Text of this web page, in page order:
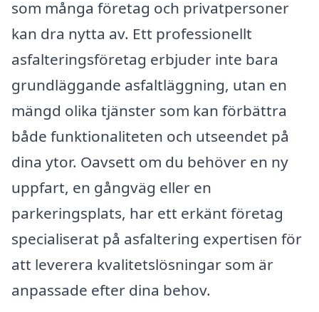
som många företag och privatpersoner
kan dra nytta av. Ett professionellt
asfalteringsföretag erbjuder inte bara
grundläggande asfaltläggning, utan en
mängd olika tjänster som kan förbättra
både funktionaliteten och utseendet på
dina ytor. Oavsett om du behöver en ny
uppfart, en gångväg eller en
parkeringsplats, har ett erkänt företag
specialiserat på asfaltering expertisen för
att leverera kvalitetslösningar som är
anpassade efter dina behov.